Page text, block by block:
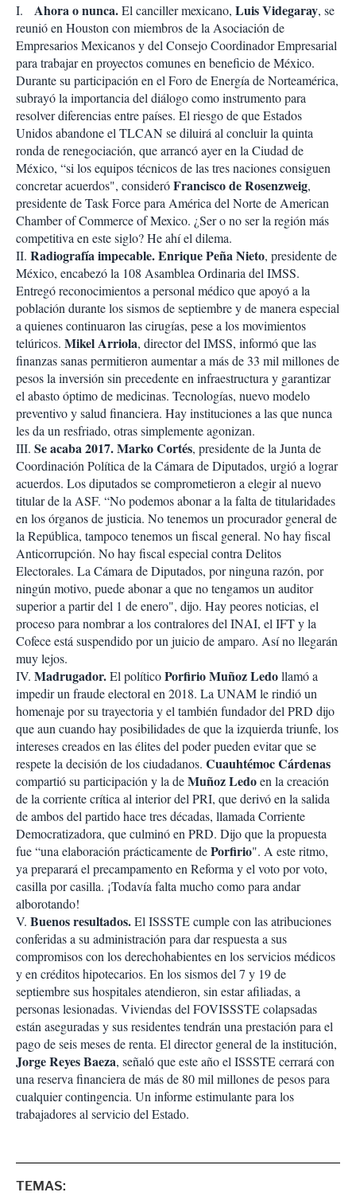
o
m
p
a
r
i
r
I. Ahora o nunca.El canciller mexicano, Luis Videgaray, se
reunió en Houston con miembros de la Asociación de
Empresarios Mexicanos y del Consejo Coordinador Empresarial
para trabajar en proyectos comunes en beneficio de México.
Durante su participación en el Foro de Energía de Norteamérica,
subrayó la importancia del diálogo como instrumento para
resolver diferencias entre países. El riesgo de que Estados
Unidos abandone el TLCAN se diluirá al concluir la quinta
ronda de renegociación, que arrancó ayer en la Ciudad de
México, “si los equipos técnicos de las tres naciones consiguen
concretar acuerdos", consideróFrancisco de Rosenzweig,
presidente de Task Force para América del Norte de American
Chamber of Commerce of Mexico. ¿Ser o no ser la región más
competitiva en este siglo? He ahí el dilema.
II. Radiografía impecable. Enrique Peña Nieto, presidente de
México, encabezó la 108 Asamblea Ordinaria del IMSS.
Entregó reconocimientos a personal médico que apoyó a la
población durante los sismos de septiembre y de manera especial
a quienes continuaron las cirugías, pese a los movimientos
telúricos. Mikel Arriola, director del IMSS, informó que las
finanzas sanas permitieron aumentar a más de 33 mil millones de
pesos la inversión sin precedente en infraestructura y garantizar
el abasto óptimo de medicinas. Tecnologías, nuevo modelo
preventivo y salud financiera. Hay instituciones a las que nunca
les da un resfriado, otras simplemente agonizan.
III. Se acaba 2017. Marko Cortés, presidente de la Junta de
Coordinación Política de la Cámara de Diputados, urgió a lograr
acuerdos. Los diputados se comprometieron a elegir al nuevo
titular de la ASF. “No podemos abonar a la falta de titularidades
en los órganos de justicia. No tenemos un procurador general de
la República, tampoco tenemos un fiscal general. No hay fiscal
Anticorrupción. No hay fiscal especial contra Delitos
Electorales. La Cámara de Diputados, por ninguna razón, por
ningún motivo, puede abonar a que no tengamos un auditor
superior a partir del 1 de enero", dijo. Hay peores noticias, el
proceso para nombrar a los contralores del INAI, el IFT y la
Cofece está suspendido por un juicio de amparo. Así no llegarán
muy lejos.
IV. Madrugador.El políticoPorfirio Muñoz Ledollamó a
impedir un fraude electoral en 2018. La UNAM le rindió un
homenaje por su trayectoria y el también fundador del PRD dijo
que aun cuando hay posibilidades de que la izquierda triunfe, los
intereses creados en las élites del poder pueden evitar que se
respete la decisión de los ciudadanos. Cuauhtémoc Cárdenas
compartió su participación y la deMuñoz Ledoen la creación
de la corriente crítica al interior del PRI, que derivó en la salida
de ambos del partido hace tres décadas, llamada Corriente
Democratizadora, que culminó en PRD. Dijo que la propuesta
fue “una elaboración prácticamente dePorfirio". A este ritmo,
ya preparará el precampamento en Reforma y el voto por voto,
casilla por casilla. ¡Todavía falta mucho como para andar
alborotando!
V. Buenos resultados.El ISSSTE cumple con las atribuciones
conferidas a su administración para dar respuesta a sus
compromisos con los derechohabientes en los servicios médicos
y en créditos hipotecarios. En los sismos del 7 y 19 de
septiembre sus hospitales atendieron, sin estar afiliadas, a
personas lesionadas. Viviendas del FOVISSSTE colapsadas
están aseguradas y sus residentes tendrán una prestación para el
pago de seis meses de renta. El director general de la institución,
Jorge Reyes Baeza, señaló que este año el ISSSTE cerrará con
una reserva financiera de más de 80 mil millones de pesos para
cualquier contingencia. Un informe estimulante para los
trabajadores al servicio del Estado.
TEMAS: